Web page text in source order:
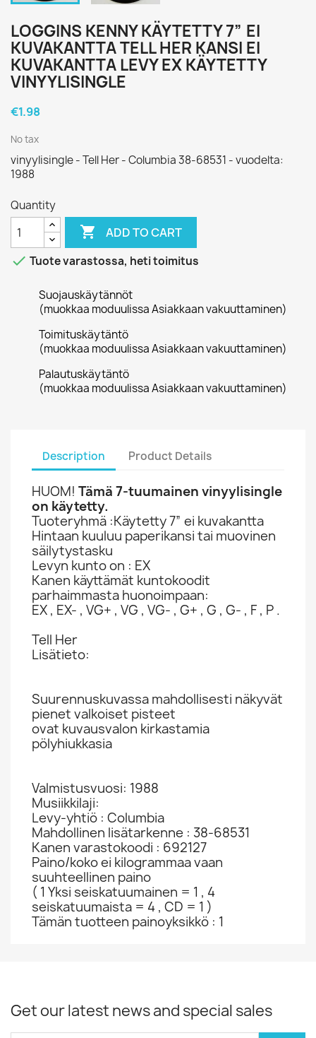
LOGGINS KENNY KÄYTETTY 7” EI
KUVAKANTTA TELL HER KANSI EI
KUVAKANTTA LEVY EX KÄYTETTY
VINYYLISINGLE
€1.98
No tax
vinyylisingle - Tell Her - Columbia 38-68531 - vuodelta:
1988
Quantity
 ADD TO CART
 Tuote varastossa, heti toimitus
Suojauskäytännöt
(muokkaa moduulissa Asiakkaan vakuuttaminen)
Toimituskäytäntö
(muokkaa moduulissa Asiakkaan vakuuttaminen)
Palautuskäytäntö
(muokkaa moduulissa Asiakkaan vakuuttaminen)
Description Product Details
HUOM! Tämä 7-tuumainen vinyylisingle
on käytetty.
Tuoteryhmä :Käytetty 7” ei kuvakantta
Hintaan kuuluu paperikansi tai muovinen
säilytystasku
Levyn kunto on : EX
Kanen käyttämät kuntokoodit
parhaimmasta huonoimpaan:
EX , EX- , VG+ , VG , VG- , G+ , G , G- , F , P .
Tell Her
Lisätieto:
Suurennuskuvassa mahdollisesti näkyvät
pienet valkoiset pisteet
ovat kuvausvalon kirkastamia
pölyhiukkasia
Valmistusvuosi: 1988
Musiikkilaji:
Levy-yhtiö : Columbia
Mahdollinen lisätarkenne : 38-68531
Kanen varastokoodi : 692127
Paino/koko ei kilogrammaa vaan
suuhteellinen paino
( 1 Yksi seiskatuumainen = 1 , 4
seiskatuumaista = 4 , CD = 1 )
Tämän tuotteen painoyksikkö : 1
Get our latest news and special sales